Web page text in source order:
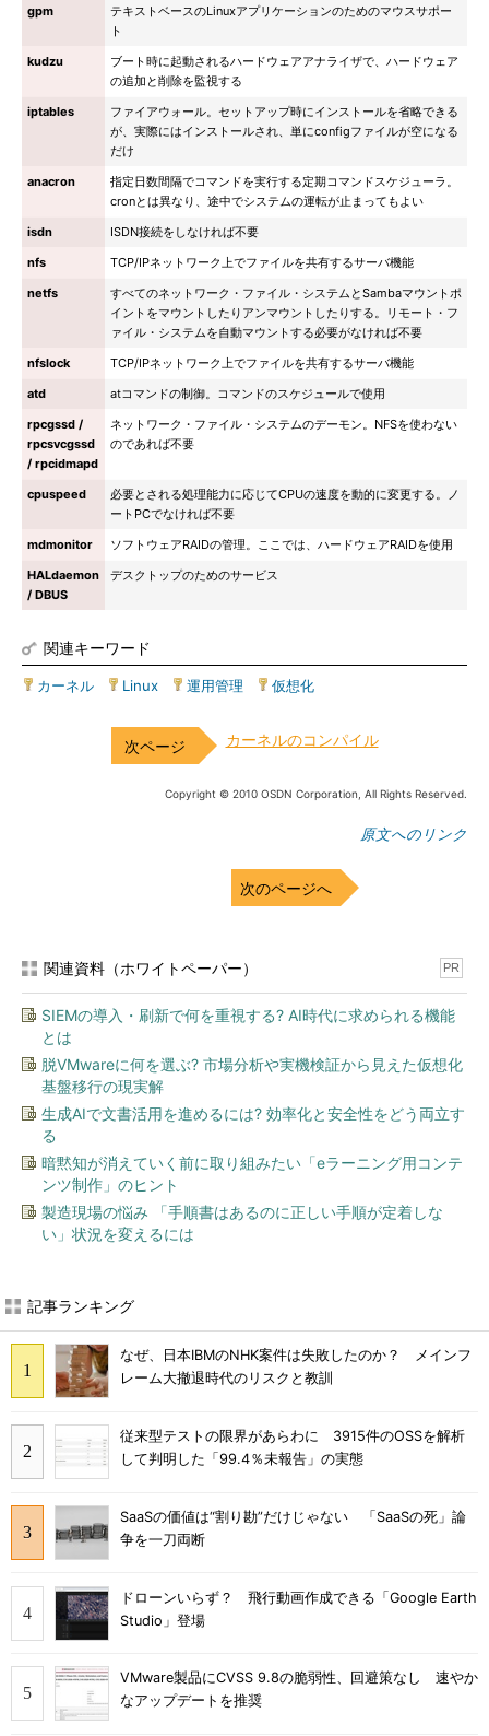
gpm
テキストベースのLinuxアプリケーションのためのマウスサポー
ト
kudzu
ブート時に起動されるハードウェアアナライザで、ハードウェア
の追加と削除を監視する
iptables
ファイアウォール。セットアップ時にインストールを省略できる
が、実際にはインストールされ、単にconfigファイルが空になる
だけ
anacron
指定日数間隔でコマンドを実行する定期コマンドスケジューラ。
cronとは異なり、途中でシステムの運転が止まってもよい
isdn
ISDN接続をしなければ不要
nfs
TCP/IPネットワーク上でファイルを共有するサーバ機能
netfs
すべてのネットワーク・ファイル・システムとSambaマウントポ
イントをマウントしたりアンマウントしたりする。リモート・フ
ァイル・システムを自動マウントする必要がなければ不要
nfslock
TCP/IPネットワーク上でファイルを共有するサーバ機能
atd
atコマンドの制御。コマンドのスケジュールで使用
rpcgssd /
rpcsvcgssd
/ rpcidmapd
ネットワーク・ファイル・システムのデーモン。NFSを使わない
のであれば不要
cpuspeed
必要とされる処理能力に応じてCPUの速度を動的に変更する。ノ
ートPCでなければ不要
mdmonitor
ソフトウェアRAIDの管理。ここでは、ハードウェアRAIDを使用
HALdaemon
/ DBUS
デスクトップのためのサービス
関連キーワード
カーネル Linux 運用管理 仮想化
カーネルのコンパイル
Copyright © 2010 OSDN Corporation, All Rights Reserved.
原文へのリンク
次のページへ
関連資料（ホワイトペーパー） PR
SIEMの導入・刷新で何を重視する? AI時代に求められる機能
とは
脱VMwareに何を選ぶ? 市場分析や実機検証から見えた仮想化
基盤移行の現実解
生成AIで文書活用を進めるには? 効率化と安全性をどう両立す
る
暗黙知が消えていく前に取り組みたい「eラーニング用コンテ
ンツ制作」のヒント
製造現場の悩み 「手順書はあるのに正しい手順が定着しな
い」状況を変えるには
記事ランキング
なぜ、日本IBMのNHK案件は失敗したのか？ メインフ
レーム大撤退時代のリスクと教訓
従来型テストの限界があらわに 3915件のOSSを解析
して判明した「99.4％未報告」の実態
SaaSの価値は“割り勘”だけじゃない 「SaaSの死」論
争を一刀両断
ドローンいらず？ 飛行動画作成できる「Google Earth
Studio」登場
VMware製品にCVSS 9.8の脆弱性、回避策なし 速やか
なアップデートを推奨